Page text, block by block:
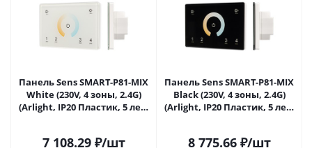
Панель Sens SMART-P81-MIX
White (230V, 4 зоны, 2.4G)
(Arlight, IP20 Пластик, 5 лет)
7 108.29₽/шт
Панель Sens SMART-P81-MIX
Black (230V, 4 зоны, 2.4G)
(Arlight, IP20 Пластик, 5 лет)
8 775.66₽/шт